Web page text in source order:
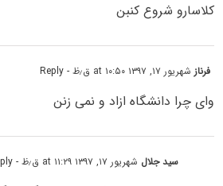
کلاسارو شروع کنبن
فرنازشهریور ۱۷, ۱۳۹۷ at ۱۰:۵۰ ق٫ظ - Reply
وای چرا دانشگاه ازاد و نمی زنن
سید جلال شهریور ۱۷, ۱۳۹۷ at ۱۱:۲۹ ق٫ظ - Reply